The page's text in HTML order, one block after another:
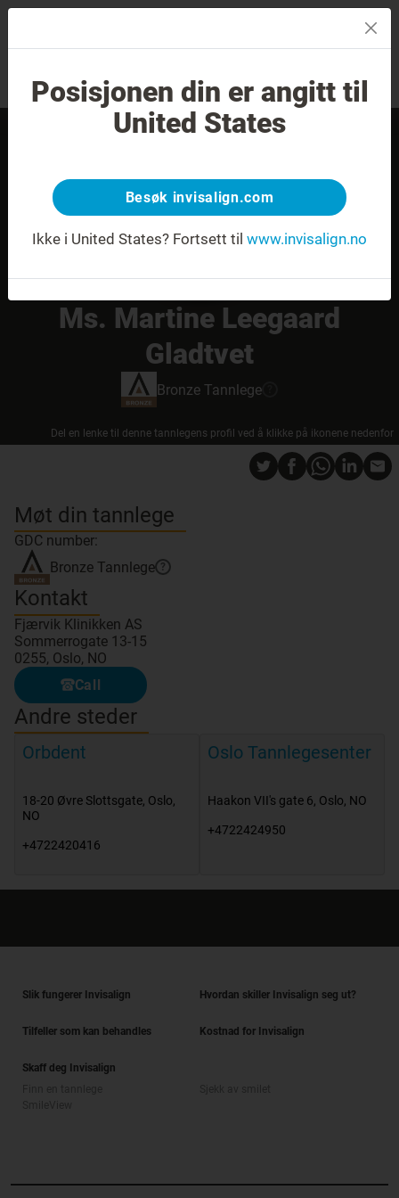
Sjekk av smilet Finn en tannlege
Ms. Martine Leegaard
Gladtvet
Bronze Tannlege
Del en lenke til denne tannlegens profil ved å klikke på ikonene nedenfor
Møt din tannlege
GDC number:
Bronze Tannlege ?
Kontakt
Fjærvik Klinikken AS
Sommerrogate 13-15
0255, Oslo, NO
Call
Andre steder
Orbdent
18-20 Øvre Slottsgate, Oslo,
NO
+4722420416
Oslo Tannlegesenter
Haakon VII's gate 6, Oslo, NO
+4722424950
Slik fungerer Invisalign Hvordan skiller Invisalign seg ut?
Tilfeller som kan behandles Kostnad for Invisalign
Skaff deg Invisalign
Posisjonen din er angitt til
United States
Besøk invisalign.com
Ikke i United States? Fortsett til www.invisalign.no